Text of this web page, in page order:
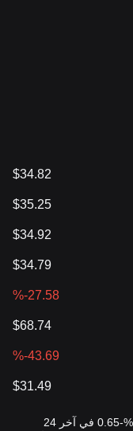
$34.82
$35.25
$34.92
$34.79
%-27.58
$68.74
%-43.69
$31.49
أحدث سعر BITB هو $34.95 ، مع تغيير بنسبة %-0.65 في آخر 24